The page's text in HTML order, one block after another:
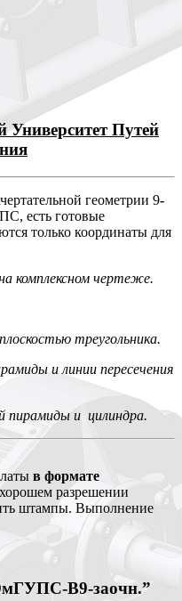
Университет Путей
геометрии 9-
есть готовые
только координаты для
комплексном чертеже.
треугольника.
и линии пересечения
пирамиды и цилиндра.
в формате
разрешении
штампы. Выполнение
В9-заочн.”